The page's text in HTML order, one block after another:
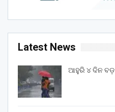
Latest News
ଆହୁରି ୪ ଦିନ ବଡ଼